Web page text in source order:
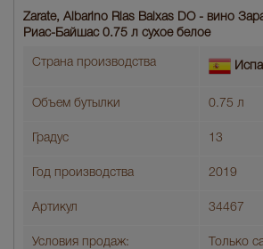
Zarate, Albarino Rias Baixas DO - вино
Риас-Байшас 0.75 л сухое белое
Страна производства
Объем бутылки 0.75 л
Градус 13
Год производства 2019
Артикул 34467
Условия продаж: Только